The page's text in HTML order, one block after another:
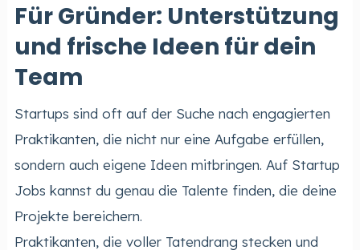
Für Gründer: Unterstützung
und frische Ideen für dein
Team
Startups sind oft auf der Suche nach engagierten
Praktikanten, die nicht nur eine Aufgabe erfüllen,
sondern auch eigene Ideen mitbringen. Auf Startup
Jobs kannst du genau die Talente finden, die deine
Projekte bereichern.
Praktikanten, die voller Tatendrang stecken und